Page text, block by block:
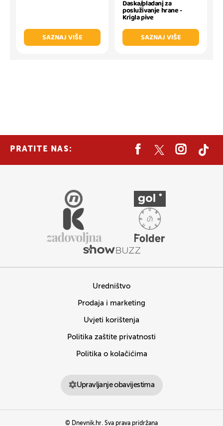
SAZNAJ VIŠE
Daska/pladanj za
posluživanje hrane -
Krigla pive
SAZNAJ VIŠE
PRATITE NAS:
Uredništvo
Prodaja i marketing
Uvjeti korištenja
Politika zaštite privatnosti
Politika o kolačićima
Upravljanje obavijestima
© Dnevnik.hr. Sva prava pridržana